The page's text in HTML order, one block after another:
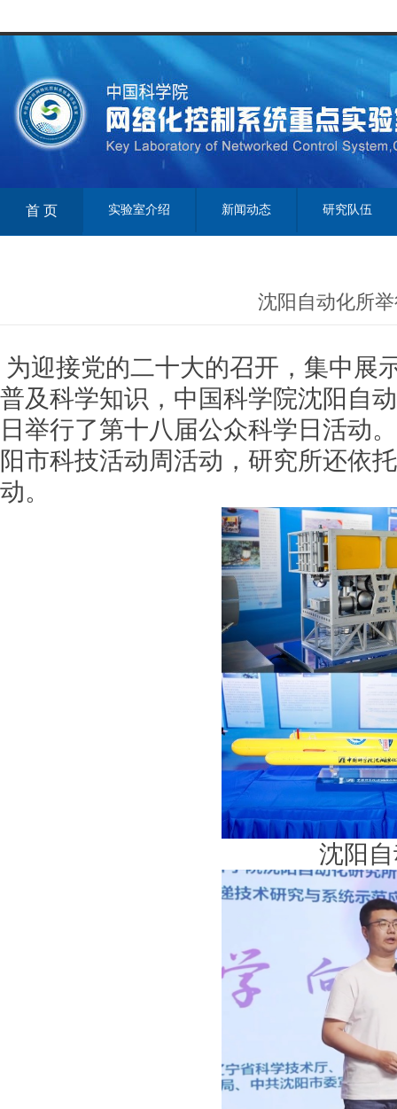
首 页 实验室介绍 新闻动态 研究队伍
沈阳自动化所
为迎接党的二十大的召开，集中展
普及科学知识，中国科学院沈阳自
日举行了第十八届公众科学日活动
阳市科技活动周活动，研究所还依
动。
沈阳